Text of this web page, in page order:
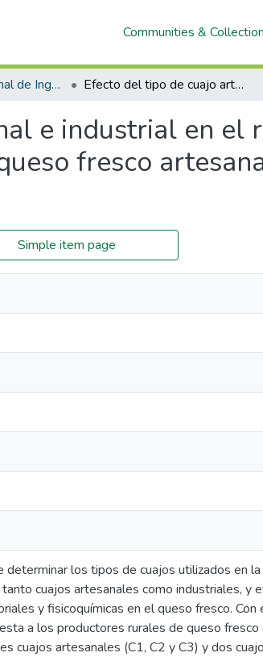
Communities &
Escuela Profesional de Ingeniería Agroindustrial Efecto del tipo de cuajo artesanal e industrial en el rendimiento y características sensoriales del queso fresco artesanal de la Provincia de Chota, Cajamarca.
e industrial en el
fresco
Simple item page
los tipos de cuajos utilizados en
tanto cuajos artesanales como industriales, y
y fisicoquímicas en el queso fresco.
a los productores rurales de queso
cuajos artesanales (C1, C2 y C3) y dos